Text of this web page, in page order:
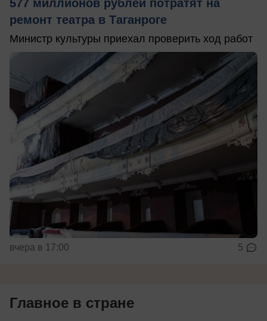
577 миллионов рублей потратят на
ремонт театра в Таганроге
Министр культуры приехал проверить ход работ
вчера в 17:00 5
Главное в стране